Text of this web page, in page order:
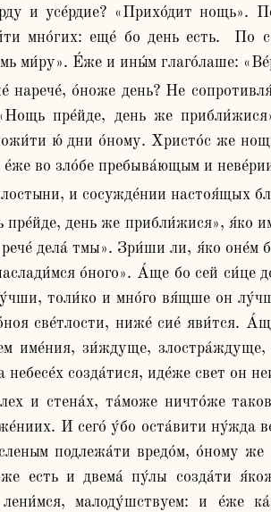
и усе́рдие? «Прихо́дит нощь».
мно́гих: еще́ бо день есть.  По
ми́ру». Е́же и ины́м глаго́лаше:
пре́йде, день же
ю́ дни о́ному. Христо́с же
во зло́бе пребыва́ющым и
и сосужде́нии настоя́щых
дела́ тмы». Зри́ши ли, я́ко оне́м
о́ного». А́ще бо сей си́це
толи́ко и мно́го вя́щше он
све́тлости, ниже́ сие́ яви́тся.
име́ния, зи́ждуще,
созда́тися, иде́же свет он
И сего́ у́бо оста́вити ну́жда
подлежа́ти вредо́м, о́ному
есть и двема́ пу́лы созда́ти
малоду́шствуем: и е́же